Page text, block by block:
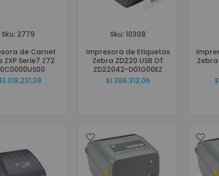
Etiquetas Textiles
Rollos de papel
Ribbons o Cintas
Brazaletes de Identificación
Cajones Monederos
Balanzas
Sku: 2779
de Carnet
ZXP Serie7 Z72
Sku: 10308
Impresora de Etiquetas
Zebra ZD220 USB DT
ZD22042-D01G00EZ
$1.386.312,06